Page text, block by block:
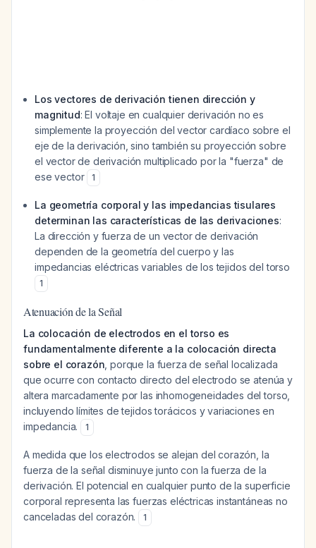
Los vectores de derivación tienen dirección y
magnitud: El voltaje en cualquier derivación no es
simplemente la proyección del vector cardíaco sobre el
eje de la derivación, sino también su proyección sobre
el vector de derivación multiplicado por la "fuerza" de
ese vector
1
La geometría corporal y las impedancias tisulares
determinan las características de las derivaciones:
La dirección y fuerza de un vector de derivación
dependen de la geometría del cuerpo y las
impedancias eléctricas variables de los tejidos del torso
1
Atenuación de la Señal
La colocación de electrodos en el torso es
fundamentalmente diferente a la colocación directa
sobre el corazón , porque la fuerza de señal localizada
que ocurre con contacto directo del electrodo se atenúa y
altera marcadamente por las inhomogeneidades del torso,
incluyendo límites de tejidos torácicos y variaciones en
impedancia.
1
A medida que los electrodos se alejan del corazón, la
fuerza de la señal disminuye junto con la fuerza de la
derivación. El potencial en cualquier punto de la superficie
corporal representa las fuerzas eléctricas instantáneas no
canceladas del corazón.
1